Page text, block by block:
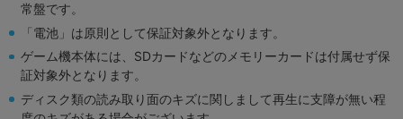
常盤です。
「電池」は原則として保証対象外となります。
ゲーム機本体には、SDカードなどのメモリーカードは付属せず保
証対象外となります。
ディスク類の読み取り面のキズに関しまして再生に支障が無い程